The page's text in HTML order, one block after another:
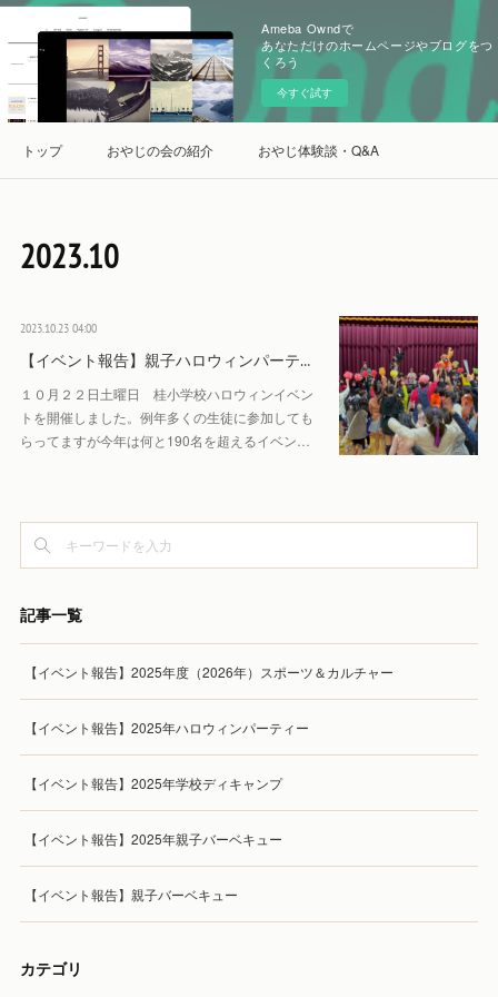
Ameba Owndで
あなただけのホームページやブログをつ
くろう
今すぐ試す
トップ おやじの会の紹介 おやじ体験談・Q&A
2023.10
2023.10.23 04:00
【イベント報告】親子ハロウィンパーテ…
１０月２２日土曜日 桂小学校ハロウィンイベン
トを開催しました。例年多くの生徒に参加しても
らってますが今年は何と190名を超えるイベン…
記事一覧
【イベント報告】2025年度（2026年）スポーツ＆カルチャー
【イベント報告】2025年ハロウィンパーティー
【イベント報告】2025年学校ディキャンプ
【イベント報告】2025年親子バーベキュー
【イベント報告】親子バーベキュー
カテゴリ